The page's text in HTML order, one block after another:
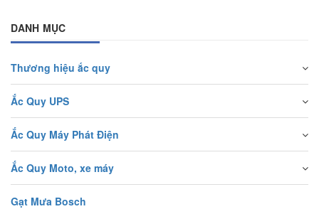
DANH MỤC
Thương hiệu ắc quy
Ắc Quy UPS
Ắc Quy Máy Phát Điện
Ắc Quy Moto, xe máy
Gạt Mưa Bosch